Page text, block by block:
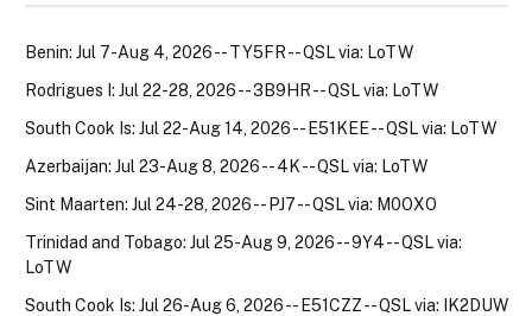
Benin: Jul 7-Aug 4, 2026 -- TY5FR -- QSL via: LoTW
Rodrigues I: Jul 22-28, 2026 -- 3B9HR -- QSL via: LoTW
South Cook Is: Jul 22-Aug 14, 2026 -- E51KEE -- QSL via: LoTW
Azerbaijan: Jul 23-Aug 8, 2026 -- 4K -- QSL via: LoTW
Sint Maarten: Jul 24-28, 2026 -- PJ7 -- QSL via: M0OXO
Trinidad and Tobago: Jul 25-Aug 9, 2026 -- 9Y4 -- QSL via:
LoTW
South Cook Is: Jul 26-Aug 6, 2026 -- E51CZZ -- QSL via: IK2DUW